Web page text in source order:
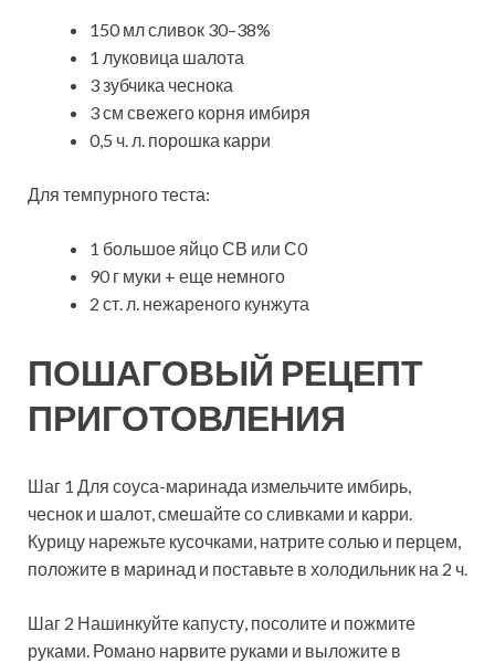
150 мл сливок 30–38%
1 луковица шалота
3 зубчика чеснока
3 см свежего корня имбиря
0,5 ч. л. порошка карри
Для темпурного теста:
1 большое яйцо СВ или С0
90 г муки + еще немного
2 ст. л. нежареного кунжута
ПОШАГОВЫЙ РЕЦЕПТ
ПРИГОТОВЛЕНИЯ
Шаг 1 Для соуса-маринада измельчите имбирь,
чеснок и шалот, смешайте со сливками и карри.
Курицу нарежьте кусочками, натрите солью и перцем,
положите в маринад и поставьте в холодильник на 2 ч.
Шаг 2 Нашинкуйте капусту, посолите и пожмите
руками. Романо нарвите руками и выложите в